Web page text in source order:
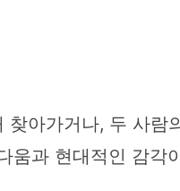
찾아가거나, 두 사
움과 현대적인 감